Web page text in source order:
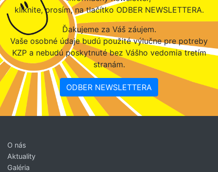
kliknite, prosím, na tlačítko ODBER NEWSLETTERA.
Ďakujeme za Váš záujem.
Vaše osobné údaje budú použité výlučne pre potreby
KZP a nebudú poskytnuté bez Vášho vedomia tretím
stranám.
ODBER NEWSLETTERA
O nás
Aktuality
Galéria